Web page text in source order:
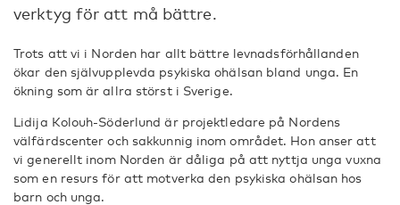
verktyg för att må bättre.
Trots att vi i Norden har allt bättre levnadsförhållanden
ökar den självupplevda psykiska ohälsan bland unga. En
ökning som är allra störst i Sverige.
Lidija Kolouh-Söderlund är projektledare på Nordens
välfärdscenter och sakkunnig inom området. Hon anser att
vi generellt inom Norden är dåliga på att nyttja unga vuxna
som en resurs för att motverka den psykiska ohälsan hos
barn och unga.